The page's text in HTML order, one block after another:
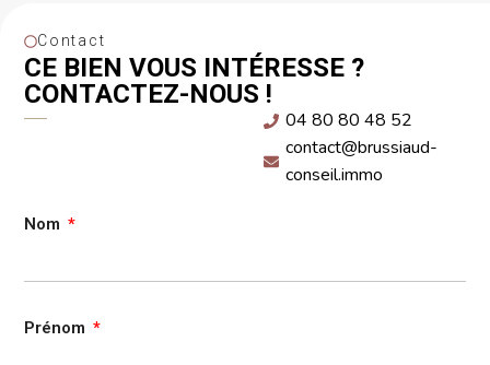
Contact
CE BIEN VOUS INTÉRESSE ?
CONTACTEZ-NOUS !
04 80 80 48 52
contact@brussiaud-
conseil.immo
Nom
Prénom